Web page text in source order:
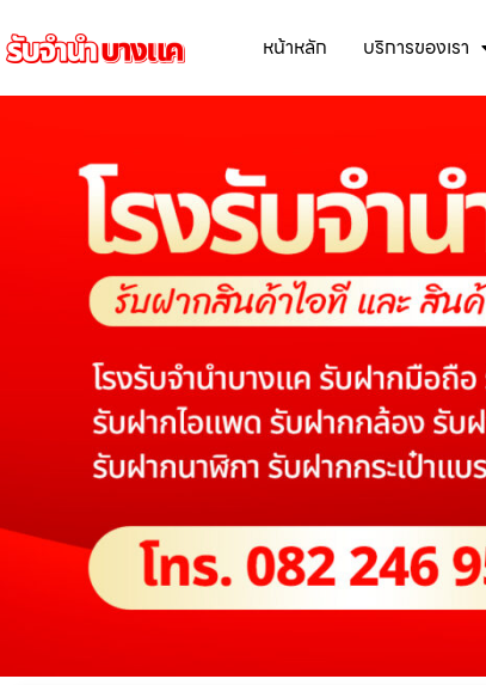
หน้าหลัก บริการของเรา